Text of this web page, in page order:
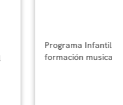
Programa Infantil y
formación musical